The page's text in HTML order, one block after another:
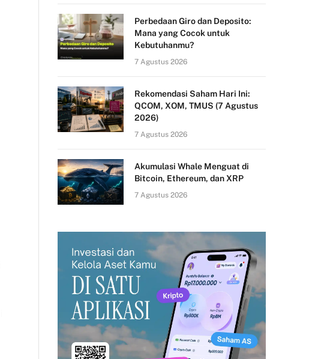
Perbedaan Giro dan Deposito:
Mana yang Cocok untuk
Kebutuhanmu?
7 Agustus 2026
Rekomendasi Saham Hari Ini:
QCOM, XOM, TMUS (7 Agustus
2026)
7 Agustus 2026
Akumulasi Whale Menguat di
Bitcoin, Ethereum, dan XRP
7 Agustus 2026